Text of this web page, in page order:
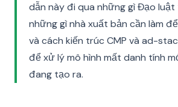
dẫn này đi qua những gì Đạo
những gì nhà xuất bản cần làm
và cách kiến trúc CMP và ad-
để xử lý mô hình mất danh tính
đang tạo ra.